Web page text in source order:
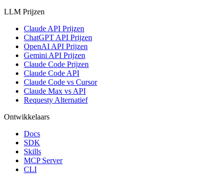
LLM Prijzen
Claude API Prijzen
ChatGPT API Prijzen
OpenAI API Prijzen
Gemini API Prijzen
Claude Code Prijzen
Claude Code API
Claude Code vs Cursor
Claude Max vs API
Requesty Alternatief
Ontwikkelaars
Docs
SDK
Skills
MCP Server
CLI